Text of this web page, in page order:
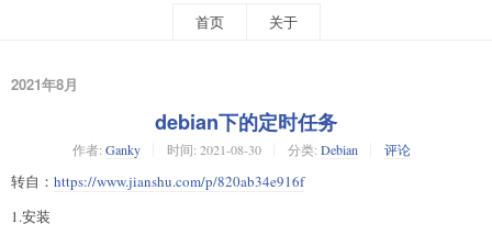
首页 关于
2021年8月
debian下的定时任务
作者: Ganky 时间: 2021-08-30 分类: Debian 评论
转自： https://www.jianshu.com/p/820ab34e916f
1.安装